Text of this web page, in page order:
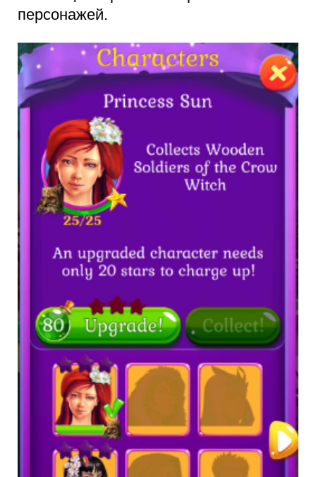
персонажей.